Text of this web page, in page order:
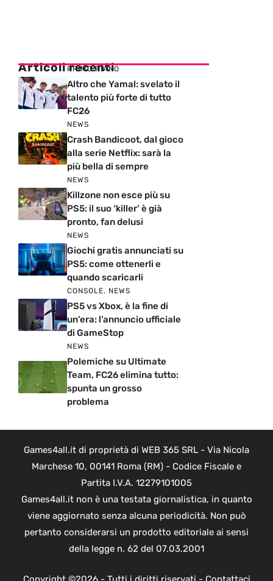
Articoli recenti
PRIMO PIANO
Altro che Yamal: svelato il
talento più forte di tutto
FC26
NEWS
Crash Bandicoot, dal gioco
alla serie Netflix: sarà la
più bella di sempre
NEWS
Killzone non esce più su
PS5: il suo ‘killer’ è già
pronto, fan delusi
NEWS
Giochi gratis annunciati su
PS5: come ottenerli e
quando scaricarli
CONSOLE, NEWS
PS5 vs Xbox, è la fine di
un’era: l’annuncio ufficiale
di GameStop
NEWS
Polemiche su Ultimate
Team, FC26 elimina tutto:
spunta un grosso
problema
Games4all.it di proprietà di WEB 365 SRL - Via Nicola
Marchese 10, 00141 Roma (RM) - Codice Fiscale e
Partita I.V.A. 12279101005
Games4all.it non è una testata giornalistica, in quanto
viene aggiornato senza alcuna periodicità. Non può
pertanto considerarsi un prodotto editoriale ai sensi
della legge n. 62 del 07.03.2001